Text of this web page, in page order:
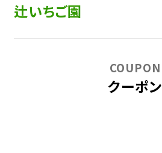
辻いちご園
クーポン
COUPON